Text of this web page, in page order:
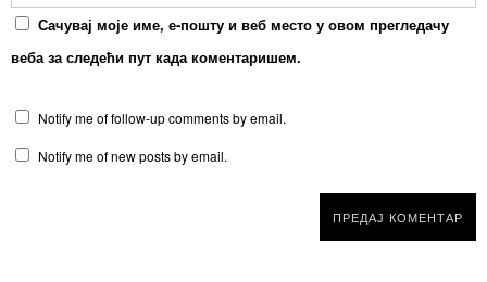
Сачувај моје име, е-пошту и веб место у овом прегледачу
веба за следећи пут када коментаришем.
Notify me of follow-up comments by email.
Notify me of new posts by email.